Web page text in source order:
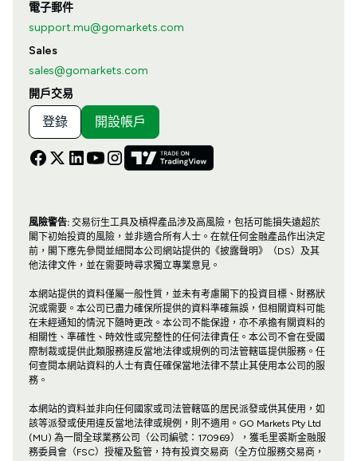
電子郵件
support.mu@gomarkets.com
Sales
sales@gomarkets.com
開戶交易
登錄 開設帳戶
風險警告:交易衍生工具及槓桿產品涉及高風險，包括可能損失遠超於
閣下初始投資的風險，並非適合所有人士。在就任何金融產品作出決定
前，閣下應先參閱並細閱本公司網站提供的《披露聲明》（DS）及其
他法律文件，並在需要時尋求獨立專業意見。
本網站提供的資料僅屬一般性質，並未有考慮閣下的投資目標、財務狀
況或需要。本公司已盡力確保所提供的資料準確無誤，但相關資料可能
在未經通知的情況下隨時更改。本公司不能保證，亦不承擔有關資料的
相關性、準確性、時效性或完整性的任何法律責任。本公司不會在受國
際制裁或提供此類服務違反當地法律或規例的司法管轄區提供服務。任
何查閱本網站資料的人士有責任確保當地法律不禁止其使用本公司的服
務。
本網站的資料並非向任何國家或司法管轄區的居民派發或供其使用，如
該等派發或使用違反當地法律或規例，則不適用。GO Markets Pty Ltd
(MU) 為一間全球業務公司（公司編號：170969），獲毛里裘斯金融服
務委員會（FSC）授權及監管，持有投資交易商（全方位服務交易商，